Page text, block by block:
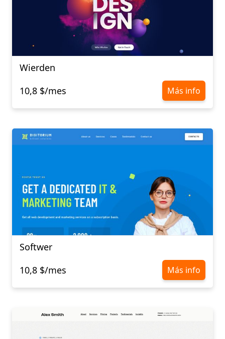
Wierden
10,8 $/mes
Más info
Softwer
10,8 $/mes
Más info